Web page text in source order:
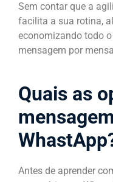
Sem contar que a
facilita a sua rotina,
economizando todo
mensagem por
Quais as
Antes de aprender